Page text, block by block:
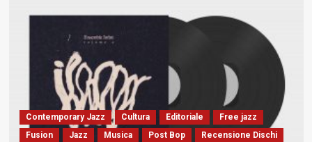
Contemporary Jazz Cultura Editoriale
Free jazz
Fusion
Jazz Musica Post Bop
Recensione Dischi